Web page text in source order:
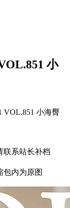
小
VOL.851 小海臀
联系站长补档
包内为原图